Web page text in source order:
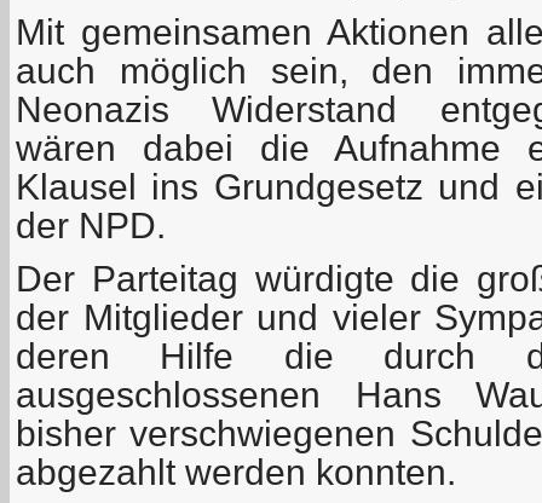
Mit gemeinsamen Aktionen
auch möglich sein, den
Neonazis Widerstand
wären dabei die Aufnahme
Klausel ins Grundgesetz und
der NPD.
Der Parteitag würdigte die
der Mitglieder und vieler
deren Hilfe die durch
ausgeschlossenen Hans
bisher verschwiegenen
abgezahlt werden konnten.